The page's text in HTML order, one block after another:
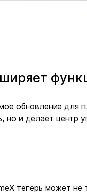
обновление для
но и делает центр
теперь может не